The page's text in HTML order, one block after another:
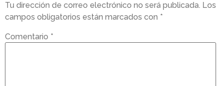
Tu dirección de correo electrónico no será publicada. Los
campos obligatorios están marcados con *
Comentario *